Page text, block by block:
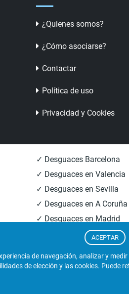
¿Quienes somos?
¿Cómo asociarse?
Contactar
Política de uso
Privacidad y Cookies
✓ Desguaces Barcelona
✓ Desguaces en Valencia
✓ Desguaces en Sevilla
✓ Desguaces en A Coruña
✓ Desguaces en Madrid
✓ Informacion Desguaces
ACEPTAR
de navegación, analizar y
de elección y las cookies. Puede